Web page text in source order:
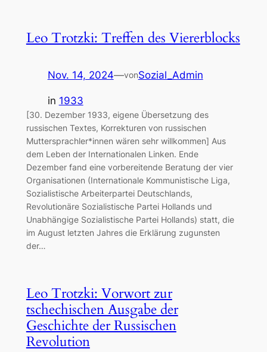
Leo Trotzki: Treffen des Viererblocks
Nov. 14, 2024—vonSozial_Admin
in 1933
[30. Dezember 1933, eigene Übersetzung des
russischen Textes, Korrekturen von russischen
Muttersprachler*innen wären sehr willkommen] Aus
dem Leben der Internationalen Linken. Ende
Dezember fand eine vorbereitende Beratung der vier
Organisationen (Internationale Kommunistische Liga,
Sozialistische Arbeiterpartei Deutschlands,
Revolutionäre Sozialistische Partei Hollands und
Unabhängige Sozialistische Partei Hollands) statt, die
im August letzten Jahres die Erklärung zugunsten
der…
Leo Trotzki: Vorwort zur
tschechischen Ausgabe der
Geschichte der Russischen
Revolution